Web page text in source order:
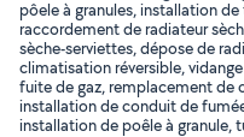
pôele à granules, installation
raccordement de radiateur
sèche-serviettes, dépose de
climatisation réversible,
fuite de gaz, remplacement de
installation de conduit de
installation de poêle à granule,